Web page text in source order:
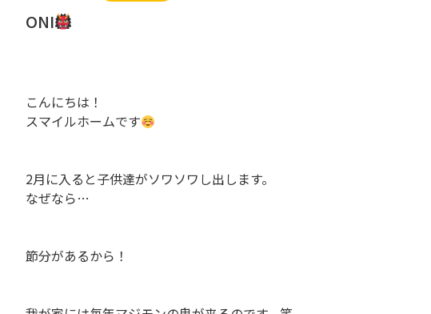
ONI
こんにちは！
スマイルホームです
2月に入ると子供達がソワソワし出します。
なぜなら…
節分があるから！